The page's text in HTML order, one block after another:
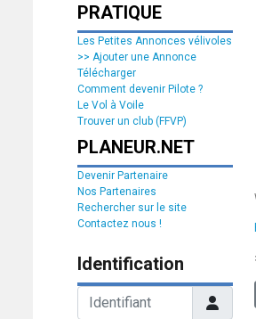
PRATIQUE
Les Petites Annonces vélivoles
>> Ajouter une Annonce
Télécharger
Comment devenir Pilote ?
Le Vol à Voile
Trouver un club (FFVP)
PLANEUR.NET
Devenir Partenaire
Nos Partenaires
Rechercher sur le site
Contactez nous !
Identification
Identifiant